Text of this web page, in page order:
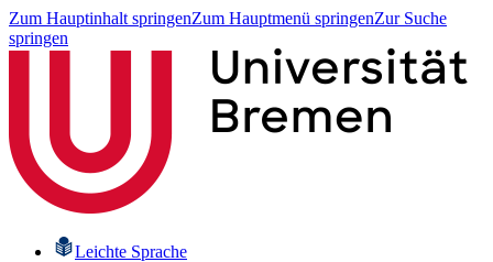
Zum Hauptinhalt springenZum Hauptmenü springenZur Suche
springen
Leichte Sprache